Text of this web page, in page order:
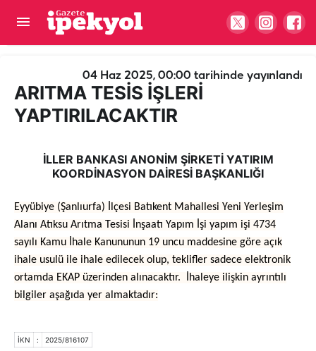
04 Haz 2025, 00:00 tarihinde yayınlandı
ARITMA TESİS İŞLERİ
YAPTIRILACAKTIR
İLLER BANKASI ANONİM ŞİRKETİ YATIRIM
KOORDİNASYON DAİRESİ BAŞKANLIĞI
Eyyübiye (Şanlıurfa) İlçesi Batıkent Mahallesi Yeni Yerleşim
Alanı Atıksu Arıtma Tesisi İnşaatı Yapım İşi yapım işi 4734
sayılı Kamu İhale Kanununun 19 uncu maddesine göre açık
ihale usulü ile ihale edilecek olup, teklifler sadece elektronik
ortamda EKAP üzerinden alınacaktır. İhaleye ilişkin ayrıntılı
bilgiler aşağıda yer almaktadır:
İKN : 2025/816107
ARITMA TESİS İŞLERİ YAPTIRILACAKTIR